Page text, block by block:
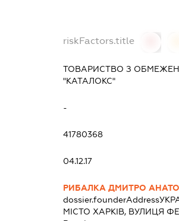
riskFactors.title
ТОВАРИСТВО З
"КАТАЛОКС"
-
41780368
04.12.17
РИБАЛКА ДМИТРО
dossier.founderAddress
МІСТО ХАРКІВ, ВУЛИЦЯ